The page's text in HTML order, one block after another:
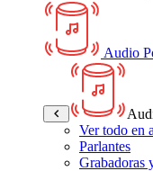
Audio
Ver todo en
Parlantes
Grabadoras